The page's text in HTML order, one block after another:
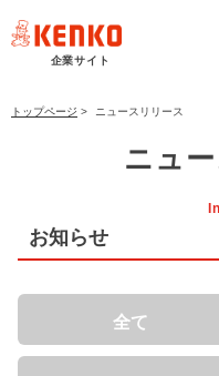
企業サイト
トップページ > ニュースリリース
ニュ
お知らせ
全て